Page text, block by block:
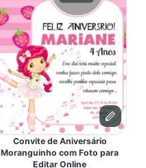
Convite de Aniversário
Moranguinho com Foto para
Editar Online